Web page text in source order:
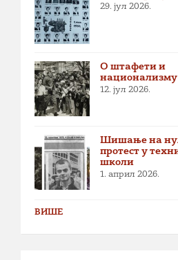
29. јул 2026.
О штафети и
национализму
12. јул 2026.
Шишање на
протест у
школи
1. април 2026.
ВИШЕ